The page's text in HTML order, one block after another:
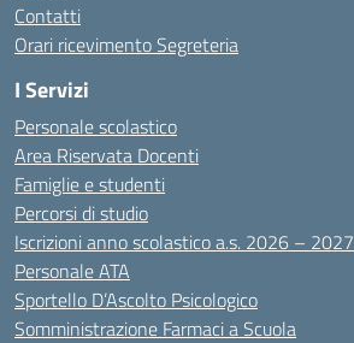
Contatti
Orari ricevimento Segreteria
I Servizi
Personale scolastico
Area Riservata Docenti
Famiglie e studenti
Percorsi di studio
Iscrizioni anno scolastico a.s. 2026 – 2027
Personale ATA
Sportello D’Ascolto Psicologico
Somministrazione Farmaci a Scuola